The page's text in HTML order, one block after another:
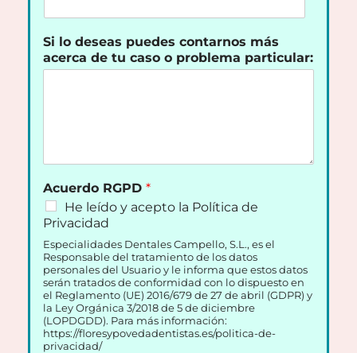
Si lo deseas puedes contarnos más
acerca de tu caso o problema particular:
Acuerdo RGPD *
He leído y acepto la Política de
Privacidad
Especialidades Dentales Campello, S.L., es el
Responsable del tratamiento de los datos
personales del Usuario y le informa que estos datos
serán tratados de conformidad con lo dispuesto en
el Reglamento (UE) 2016/679 de 27 de abril (GDPR) y
la Ley Orgánica 3/2018 de 5 de diciembre
(LOPDGDD). Para más información:
https://floresypovedadentistas.es/politica-de-
privacidad/